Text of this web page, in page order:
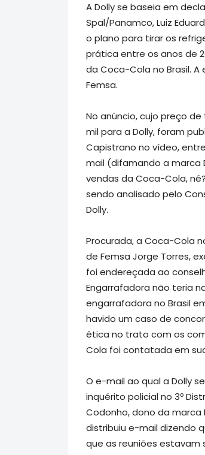
A Dolly se baseia em
Spal/Panamco, Luiz
o plano para tirar os
prática entre os anos de
da Coca-Cola no Brasil.
Femsa.
No anúncio, cujo preço de
mil para a Dolly, foram
Capistrano no vídeo,
mail (difamando a marca
vendas da Coca-Cola,
sendo analisado pelo
Dolly.
Procurada, a Coca-Cola
de Femsa Jorge Torres,
foi endereçada ao
Engarrafadora não teria
engarrafadora no Brasil
havido um caso de
ética no trato com os
Cola foi contatada em
O e-mail ao qual a Dolly
inquérito policial no 3º
Codonho, dono da
distribuiu e-mail dizendo
que as reuniões estavam